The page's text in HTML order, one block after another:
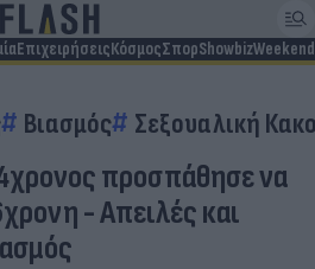
ΕπιχειρήσειςΚόσμοςΣπορShowbizWeekend
Βιασμός Σεξουαλική
προσπάθησε να
- Απειλές και